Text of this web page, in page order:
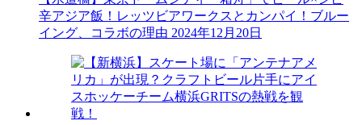
辛アジア飯！レッツビアワークスとカンパイ！ブルー
イング、コラボの理由 2024年12月20日